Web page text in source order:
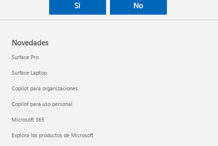
Sí No
Novedades
Surface Pro
Surface Laptop
Copilot para organizaciones
Copilot para uso personal
Microsoft 365
Explora los productos de Microsoft